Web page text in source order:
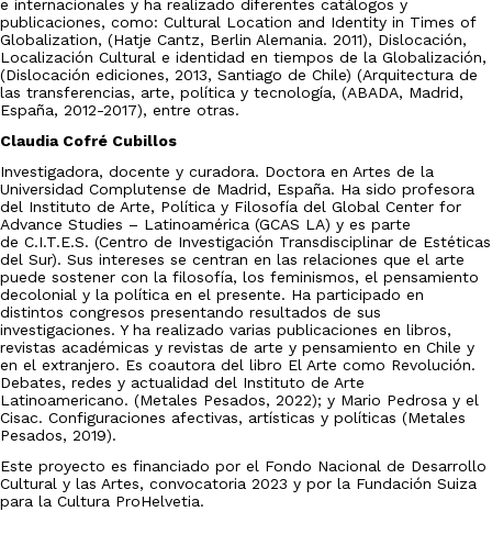
e internacionales y ha realizado diferentes catálogos y
publicaciones, como: Cultural Location and Identity in Times of
Globalization, (Hatje Cantz, Berlin Alemania. 2011), Dislocación,
Localización Cultural e identidad en tiempos de la Globalización,
(Dislocación ediciones, 2013, Santiago de Chile) (Arquitectura de
las transferencias, arte, política y tecnología, (ABADA, Madrid,
España, 2012-2017), entre otras.
Claudia Cofré Cubillos
Investigadora, docente y curadora. Doctora en Artes de la
Universidad Complutense de Madrid, España. Ha sido profesora
del Instituto de Arte, Política y Filosofía del Global Center for
Advance Studies – Latinoamérica (GCAS LA) y es parte
de C.I.T.E.S. (Centro de Investigación Transdisciplinar de Estéticas
del Sur). Sus intereses se centran en las relaciones que el arte
puede sostener con la filosofía, los feminismos, el pensamiento
decolonial y la política en el presente. Ha participado en
distintos congresos presentando resultados de sus
investigaciones. Y ha realizado varias publicaciones en libros,
revistas académicas y revistas de arte y pensamiento en Chile y
en el extranjero. Es coautora del libro El Arte como Revolución.
Debates, redes y actualidad del Instituto de Arte
Latinoamericano. (Metales Pesados, 2022); y Mario Pedrosa y el
Cisac. Configuraciones afectivas, artísticas y políticas (Metales
Pesados, 2019).
Este proyecto es financiado por el Fondo Nacional de Desarrollo
Cultural y las Artes, convocatoria 2023 y por la Fundación Suiza
para la Cultura ProHelvetia.